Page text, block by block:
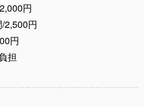
円
2,500円
円
担